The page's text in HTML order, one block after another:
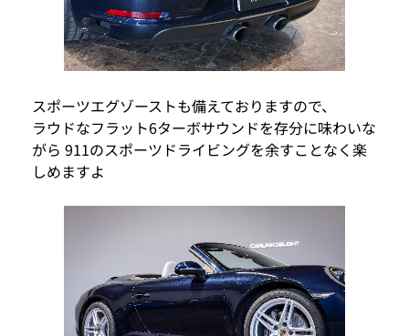
スポーツエグゾーストも備えておりますので、
ラウドなフラット6ターボサウンドを存分に味わいな
がら 911のスポーツドライビングを余すことなく楽
しめますよ